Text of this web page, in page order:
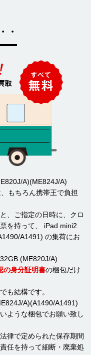
・
A)(ME824J/A)
もちろん携帯王で負担
、ご指定の日時に、クロ
を持って、 iPad mini2
A1491) の集荷にお
(ME820J/A)
の身分証明書の梱包だけ
も結構です。
A)(A1490/A1491)
ような梱包でお願い致し
律で定められた保存期間
任を持って細断・廃棄処